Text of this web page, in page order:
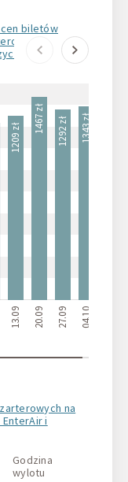
biletów
Katowice –
Ryanair Sun
1209 zł
13.09
1467 zł
20.09
1292 zł
27.09
1343 zł
04.10
na
i
Godzina
wylotu